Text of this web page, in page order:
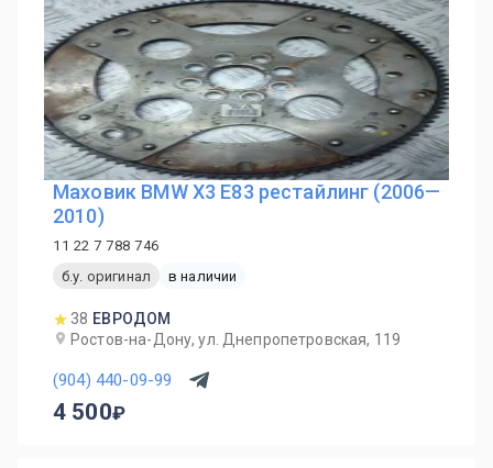
Маховик BMW X3 E83 рестайлинг (2006—
2010)
11 22 7 788 746
б.у. оригинал
в наличии
38 ЕВРОДОМ
Ростов-на-Дону, ул. Днепропетровская, 119
(904) 440-09-99
4 500